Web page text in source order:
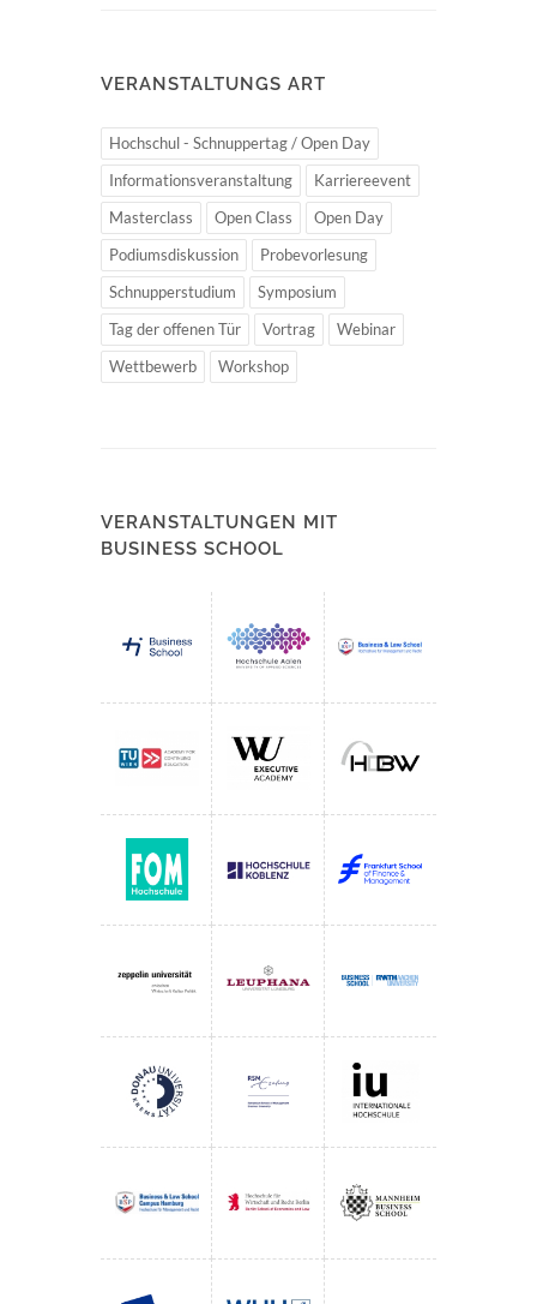
VERANSTALTUNGS ART
Hochschul - Schnuppertag / Open Day
Informationsveranstaltung
Karriereevent
Masterclass
Open Class
Open Day
Podiumsdiskussion
Probevorlesung
Schnupperstudium
Symposium
Tag der offenen Tür
Vortrag
Webinar
Wettbewerb
Workshop
VERANSTALTUNGEN MIT
BUSINESS SCHOOL